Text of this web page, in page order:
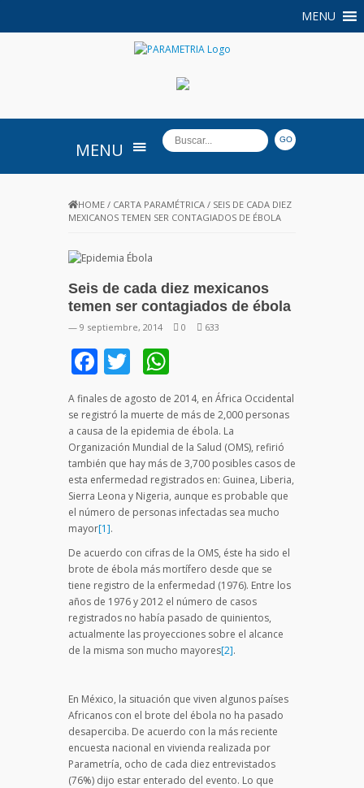
MENU
PARAMETRIA
MENU
HOME / CARTA PARAMÉTRICA / SEIS DE CADA DIEZ
MEXICANOS TEMEN SER CONTAGIADOS DE ÉBOLA
Seis de cada diez mexicanos
temen ser contagiados de ébola
— 9 septiembre, 2014 0 633
Facebook
Twitter
A finales de agosto de 2014, en África Occidental
se registró la muerte de más de 2,000 personas
a causa de la epidemia de ébola. La
Organización Mundial de la Salud (OMS), refirió
también que hay más de 3,700 posibles casos de
esta enfermedad registrados en: Guinea, Liberia,
Sierra Leona y Nigeria, aunque es probable que
el número de personas infectadas sea mucho
mayor[1].
De acuerdo con cifras de la OMS, éste ha sido el
brote de ébola más mortífero desde que se
tiene registro de la enfermedad (1976). Entre los
años de 1976 y 2012 el número de casos
registrados no había pasado de quinientos,
actualmente las proyecciones sobre el alcance
de la misma son mucho mayores[2].
En México, la situación que viven algunos países
Africanos con el brote del ébola no ha pasado
desaperciba. De acuerdo con la más reciente
encuesta nacional en vivienda realizada por
Parametría, ocho de cada diez entrevistados
(76%) dijo estar enterado del evento. Lo que